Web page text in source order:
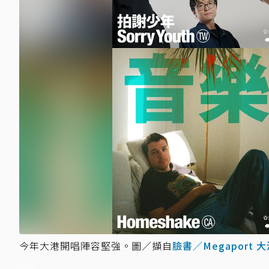
今年大港開唱陣容堅強。圖／擷自臉書／Megaport 大